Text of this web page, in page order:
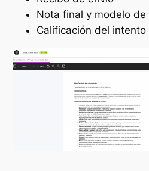
Nota final y modelo de
Calificación del